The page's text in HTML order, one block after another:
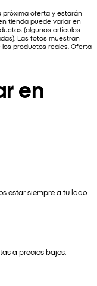
próxima oferta y estarán
tienda puede variar en
(algunos artículos
Las fotos muestran
productos reales. Oferta
en
estar siempre a tu lado.
a precios bajos.